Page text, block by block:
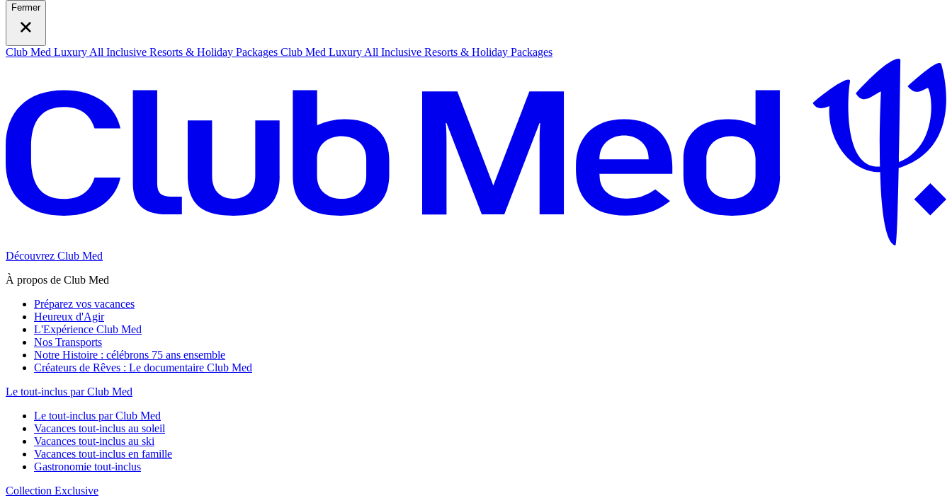
Fermer
Club Med Luxury All Inclusive Resorts & Holiday Packages Club Med Luxury All Inclusive Resorts & Holiday Packages
Découvrez Club Med
À propos de Club Med
Préparez vos vacances
Heureux d'Agir
L'Expérience Club Med
Nos Transports
Notre Histoire : célébrons 75 ans ensemble
Créateurs de Rêves : Le documentaire Club Med
Le tout-inclus par Club Med
Le tout-inclus par Club Med
Vacances tout-inclus au soleil
Vacances tout-inclus au ski
Vacances tout-inclus en famille
Gastronomie tout-inclus
Collection Exclusive